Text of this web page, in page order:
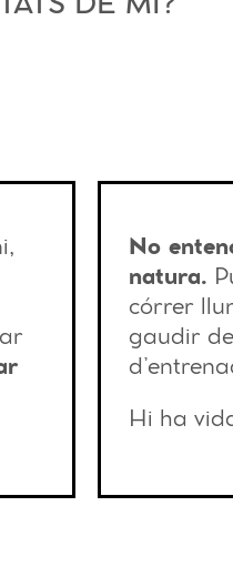
DE MI?
No
natura.
córrer
gaudir
Hi ha